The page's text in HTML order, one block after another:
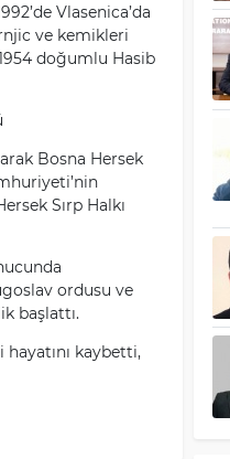
Vlasenica’da
ve kemikleri
doğumlu Hasib
Bosna Hersek
Sırp Halkı
ordusu ve
başlattı.
hayatını kaybetti,